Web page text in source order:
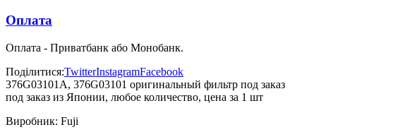
Оплата
Оплата - Приватбанк або Монобанк.
Поділитися:TwitterInstagramFacebook
376G03101A, 376G03101 оригинальный фильтр под заказ
под заказ из Японии, любое количество, цена за 1 шт
Виробник: Fuji